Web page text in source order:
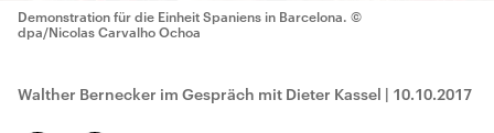
Demonstration für die Einheit Spaniens in Barcelona. ©
dpa/Nicolas Carvalho Ochoa
Walther Bernecker im Gespräch mit Dieter Kassel | 10.10.2017